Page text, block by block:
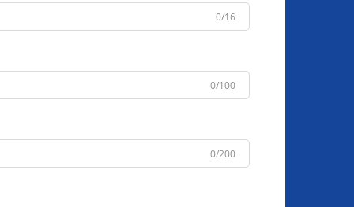
0/16
0/100
0/200